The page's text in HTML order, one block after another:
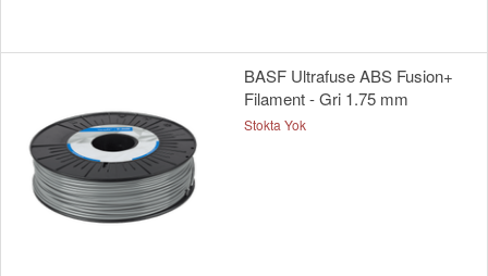
BASF Ultrafuse ABS Fusion+
Filament - Gri 1.75 mm
Stokta Yok